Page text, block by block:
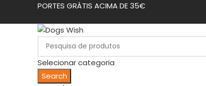
PORTES GRÁTIS ACIMA DE 35€
Selecionar categoria
Search